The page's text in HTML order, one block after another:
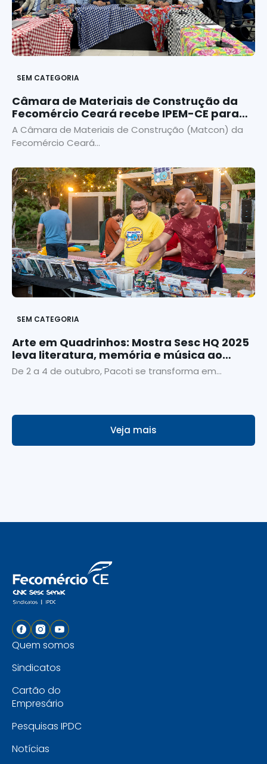
SEM CATEGORIA
Câmara de Materiais de Construção da
Fecomércio Ceará recebe IPEM-CE para
discutir qualidade, certificações e
fiscalização de produtos
A Câmara de Materiais de Construção (Matcon) da
Fecomércio Ceará...
SEM CATEGORIA
Arte em Quadrinhos: Mostra Sesc HQ 2025
leva literatura, memória e música ao
Maciço de Baturité
De 2 a 4 de outubro, Pacoti se transforma em...
Veja mais
Quem somos
Sindicatos
Cartão do
Empresário
Pesquisas IPDC
Notícias